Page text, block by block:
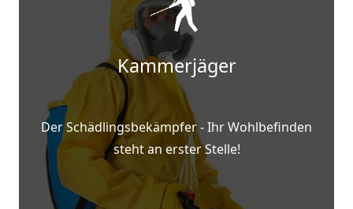
Kammerjäger
Der Schädlingsbekämpfer - Ihr Wohlbefinden
steht an erster Stelle!